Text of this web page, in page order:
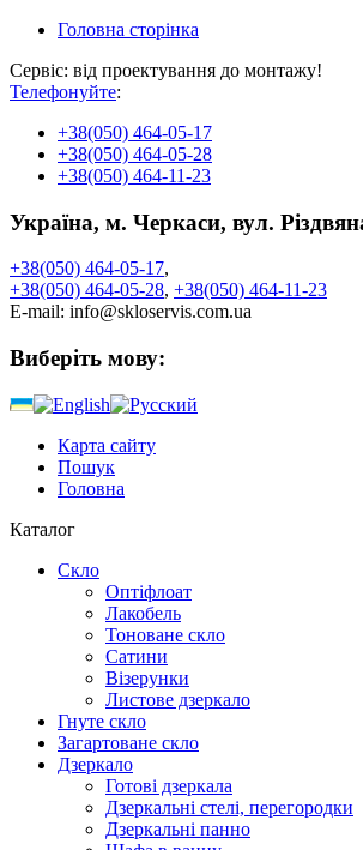
Головна сторінка
Сервіс: від проектування до монтажу!
Телефонуйте:
+38(050) 464-05-17
+38(050) 464-05-28
+38(050) 464-11-23
Україна, м. Черкаси, вул.
+38(050) 464-05-17,
+38(050) 464-05-28, +38(050) 464-11-23
E-mail: info@skloservis.com.ua
Виберіть мову:
Карта сайту
Пошук
Головна
Каталог
Скло
Оптіфлоат
Лакобель
Тоноване скло
Сатини
Візерунки
Листове дзеркало
Гнуте скло
Загартоване скло
Дзеркало
Готові дзеркала
Дзеркальні стелі, перегородки
Дзеркальні панно